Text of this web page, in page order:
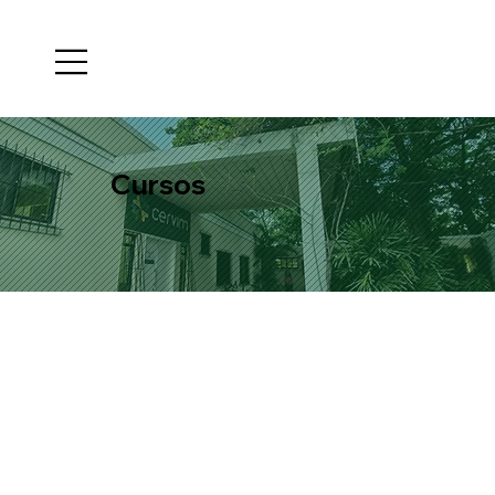
Cursos